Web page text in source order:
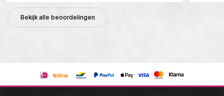
Bekijk alle beoordelingen